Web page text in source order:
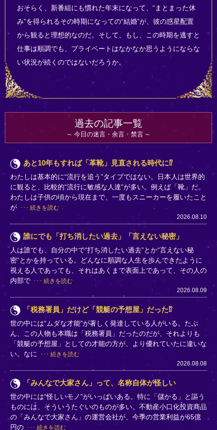
おそらく、新番組にも慣れた年末になって、“まとまった休
み”を得られるその時期になっての“結婚”が、彼の惑星配置
から観ると理想的なのだ。そして、もし、この時期を逃すと
仕事は順調でも、プライベートはなかなか思うようにならな
い状況が続くのではないだろうか。
過去の記事一覧
今日の迷言・余言・禁言
あと10年もすれば「革靴」見直される時代に⁉
わたしは基本的に“流行を追う”タイプではない。日本人は世界的
に観ると、比較的“流行に敏感な人達”が多い。例えば「靴」だ。
わたしは子供の頃から現在まで、一度もスニーカーを履いたこと
が
続きを読む
2026.08.10
誰にでも「打ち消したい過去」「言えない秘密」
人は誰でも、自分の中で“打ち消したい過去”とか“言えない秘
密”とかを持っている。どんなに順調な人生を歩んできたように
視える人であっても、それはあくまで表面上であって、その人の
内部で
続きを読む
2026.08.09
「税務署員」だけど「競艇の予想屋」だった⁉
世の中には“ムダな才能”が著しく発達している人がいる。たぶ
ん、この人物も本職は「税務署員」だったのだが、それよりも
「競艇の予想屋」としての才能の方が、より優れていたに違いな
い。なに
続きを読む
2026.08.08
「みんなで大家さん」って、名称自体が怪しい
世の中には“怪しいモノ”がいっぱいある。特に「儲かる」と謳う
ものには、そういうたぐいのものが多い。不動産小口化投資商品
の「みんなで大家さん」の運営会社が、今季の営業利益が65億
円の
続きを読む